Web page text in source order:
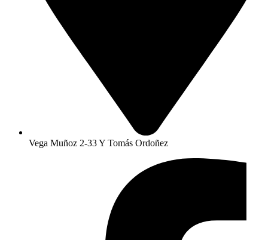
Vega Muñoz 2-33 Y Tomás Ordoñez